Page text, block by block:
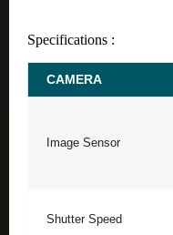
Specifications :
CAMERA
Image Sensor
Shutter Speed